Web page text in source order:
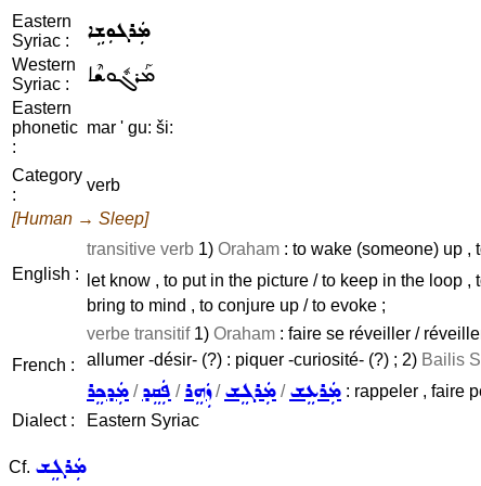
Eastern
Syriac :
ܡܲܪܓܘܼܫܹܐ
Western
Syriac :
ܡܰܪܓܽܘܫܶܐ
Eastern
phonetic
:
mar ' gu: ši:
Category
:
verb
[Human → Sleep]
English :
transitive verb 1) Oraham : to wake (someone) up ,
let know , to put in the picture / to keep in the loop ,
bring to mind , to conjure up / to evoke ;
French :
verbe transitif1) Oraham : faire se réveiller /
allumer -désir- (?) : piquer -curiosité- (?) ; 2) Bailis
ܡܲܕܟܸܪ /ܦܲܩܸܕ /ܙܲܗܸܪ/ܡܲܪܓܸܫ /ܡܲܪܥܸܫ : rappeler , faire
Dialect :
Eastern Syriac
Cf. ܡܲܪܓܸܫ